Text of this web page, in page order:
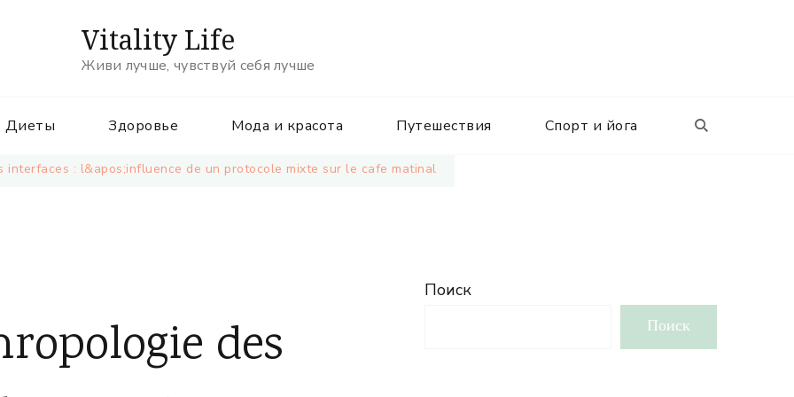
Vitality Life
Живи лучше, чувствуй себя лучше
Диеты Здоровье Мода и красота Путешествия Спорт и йога
interfaces : l&apos;influence de un protocole mixte sur le cafe matinal
des
Поиск
Поиск